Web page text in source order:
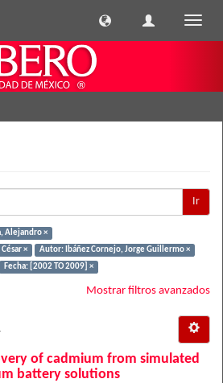
Ir
Alejandro ×
×
Autor: Ibáñez Cornejo, Jorge Guillermo ×
Fecha: [2002 TO 2009] ×
Mostrar filtros avanzados
of cadmium from simulated
battery solutions